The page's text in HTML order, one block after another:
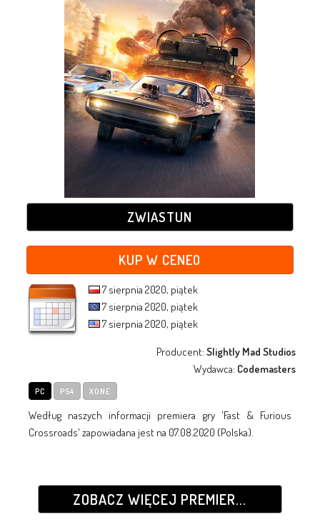
ZWIASTUN
KUP W CENEO
7 sierpnia 2020, piątek
7 sierpnia 2020, piątek
7 sierpnia 2020, piątek
Producent:Slightly Mad Studios
Wydawca: Codemasters
PC PS4 XONE
Według naszych informacji premiera gry 'Fast & Furious
Crossroads' zapowiadana jest na 07.08.2020 (Polska).
ZOBACZ WIĘCEJ PREMIER...